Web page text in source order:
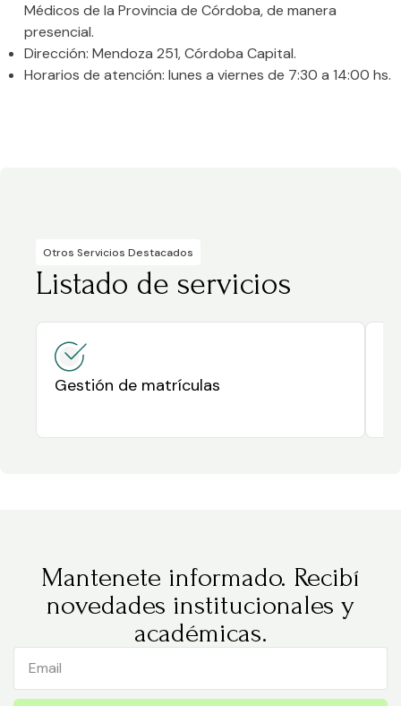
Médicos de la Provincia de Córdoba, de manera
presencial.
Dirección: Mendoza 251, Córdoba Capital.
Horarios de atención: lunes a viernes de 7:30 a 14:00 hs.
Otros Servicios Destacados
Listado de servicios
Gestión de matrículas
Mantenete informado. Recibí
novedades institucionales y
académicas.